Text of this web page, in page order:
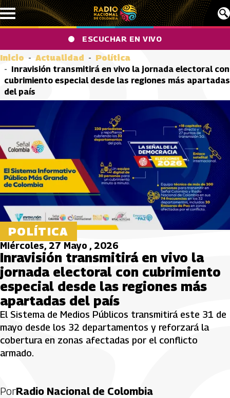
Pasar al contenido principal
ESCUCHAR EN VIVO
Inicio Actualidad
Política
Inravisión transmitirá en vivo la jornada electoral con
cubrimiento especial desde las regiones más apartadas
del país
POLÍTICA
Miércoles, 27 Mayo , 2026
Inravisión transmitirá en vivo la
jornada electoral con cubrimiento
especial desde las regiones más
apartadas del país
El Sistema de Medios Públicos transmitirá este 31 de
mayo desde los 32 departamentos y reforzará la
cobertura en zonas afectadas por el conflicto
armado.
PorRadio Nacional de Colombia